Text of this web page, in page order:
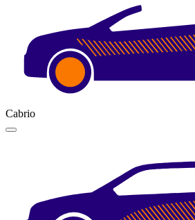
Cabrio